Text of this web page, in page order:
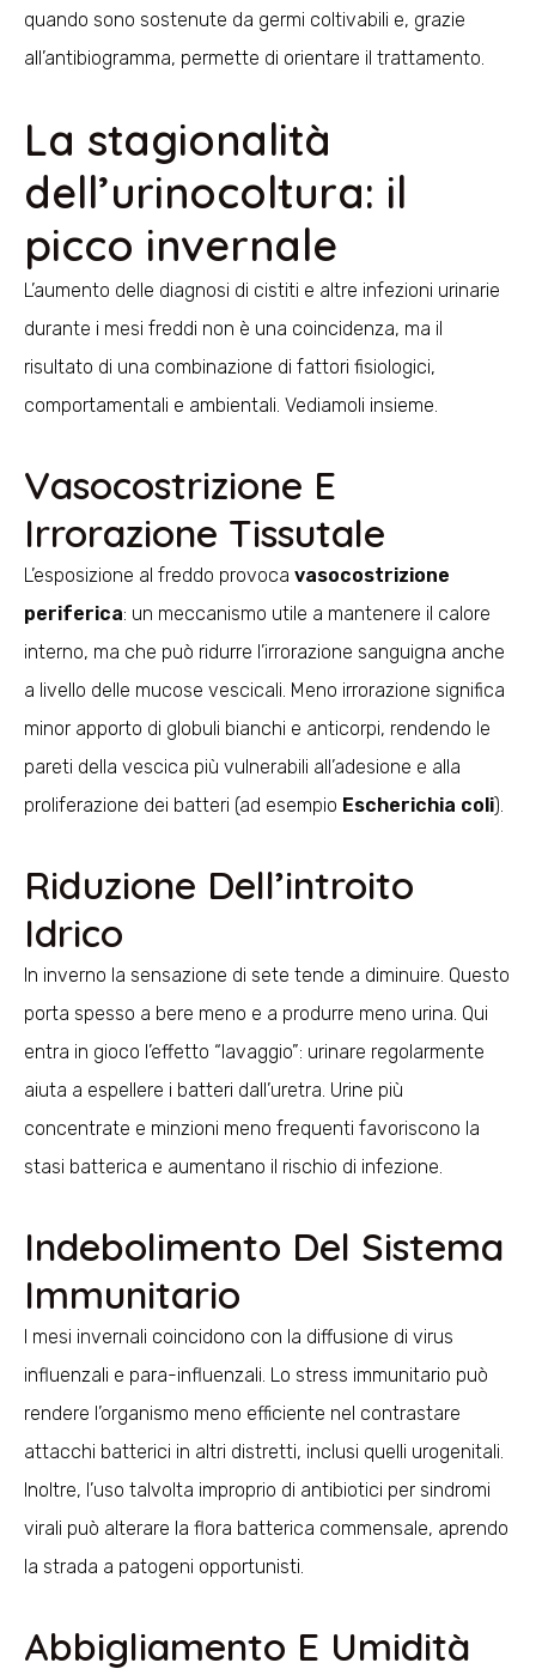
quando sono sostenute da germi coltivabili e, grazie
all’antibiogramma, permette di orientare il trattamento.
La stagionalità
dell’urinocoltura: il
picco invernale
L’aumento delle diagnosi di cistiti e altre infezioni urinarie
durante i mesi freddi non è una coincidenza, ma il
risultato di una combinazione di fattori fisiologici,
comportamentali e ambientali. Vediamoli insieme.
Vasocostrizione E
Irrorazione Tissutale
L’esposizione al freddo provoca vasocostrizione
periferica: un meccanismo utile a mantenere il calore
interno, ma che può ridurre l’irrorazione sanguigna anche
a livello delle mucose vescicali. Meno irrorazione significa
minor apporto di globuli bianchi e anticorpi, rendendo le
pareti della vescica più vulnerabili all’adesione e alla
proliferazione dei batteri (ad esempio Escherichia coli).
Riduzione Dell’introito
Idrico
In inverno la sensazione di sete tende a diminuire. Questo
porta spesso a bere meno e a produrre meno urina. Qui
entra in gioco l’effetto “lavaggio”: urinare regolarmente
aiuta a espellere i batteri dall’uretra. Urine più
concentrate e minzioni meno frequenti favoriscono la
stasi batterica e aumentano il rischio di infezione.
Indebolimento Del Sistema
Immunitario
I mesi invernali coincidono con la diffusione di virus
influenzali e para-influenzali. Lo stress immunitario può
rendere l’organismo meno efficiente nel contrastare
attacchi batterici in altri distretti, inclusi quelli urogenitali.
Inoltre, l’uso talvolta improprio di antibiotici per sindromi
virali può alterare la flora batterica commensale, aprendo
la strada a patogeni opportunisti.
Abbigliamento E Umidità